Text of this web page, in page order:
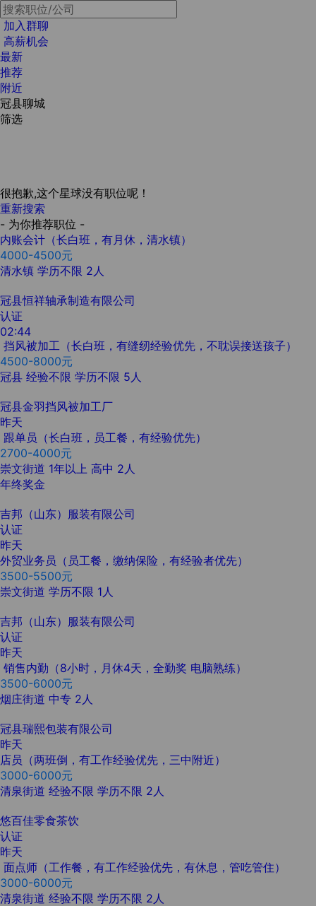
加入群聊
高薪机会
最新
推荐
附近
冠县聊城
筛选
很抱歉,这个星球没有职位呢！
重新搜索
- 为你推荐职位 -
内账会计（长白班，有月休，清水镇）
4000-4500元
清水镇 学历不限 2人
冠县恒祥轴承制造有限公司
认证
02:44
挡风被加工（长白班，有缝纫经验优先，不耽误接送孩子）
4500-8000元
冠县 经验不限 学历不限 5人
冠县金羽挡风被加工厂
昨天
跟单员（长白班，员工餐，有经验优先）
2700-4000元
崇文街道 1年以上 高中 2人
年终奖金
吉邦（山东）服装有限公司
认证
昨天
外贸业务员（员工餐，缴纳保险，有经验者优先）
3500-5500元
崇文街道 学历不限 1人
吉邦（山东）服装有限公司
认证
昨天
销售内勤（8小时，月休4天，全勤奖 电脑熟练）
3500-6000元
烟庄街道 中专 2人
冠县瑞熙包装有限公司
昨天
店员（两班倒，有工作经验优先，三中附近）
3000-6000元
清泉街道 经验不限 学历不限 2人
悠百佳零食茶饮
认证
昨天
面点师（工作餐，有工作经验优先，有休息，管吃管住）
3000-6000元
清泉街道 经验不限 学历不限 2人